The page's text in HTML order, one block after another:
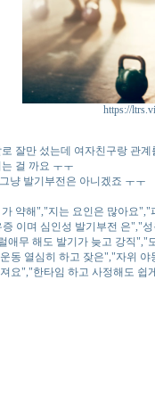
https://
잘만 섰는데 여자친구랑 관
걸 까요 ㅜㅜ
냥 발기부전은 아니겠죠 ㅜㅜ
약해","지는 요인은 많아요
이며 심인성 발기부전 은","
애무 해도 발기가 늦고 강직
동 열심히 하고 잦은","자위
요","한타임 하고 사정해도 쉽